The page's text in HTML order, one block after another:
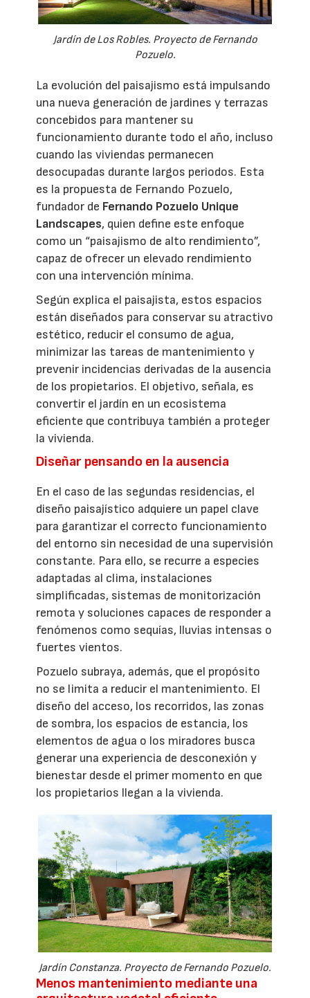
Jardín de Los Robles. Proyecto de Fernando
Pozuelo.
La evolución del paisajismo está impulsando
una nueva generación de jardines y terrazas
concebidos para mantener su
funcionamiento durante todo el año, incluso
cuando las viviendas permanecen
desocupadas durante largos periodos. Esta
es la propuesta de Fernando Pozuelo,
fundador de Fernando Pozuelo Unique
Landscapes, quien define este enfoque
como un “paisajismo de alto rendimiento”,
capaz de ofrecer un elevado rendimiento
con una intervención mínima.
Según explica el paisajista, estos espacios
están diseñados para conservar su atractivo
estético, reducir el consumo de agua,
minimizar las tareas de mantenimiento y
prevenir incidencias derivadas de la ausencia
de los propietarios. El objetivo, señala, es
convertir el jardín en un ecosistema
eficiente que contribuya también a proteger
la vivienda.
Diseñar pensando en la ausencia
En el caso de las segundas residencias, el
diseño paisajístico adquiere un papel clave
para garantizar el correcto funcionamiento
del entorno sin necesidad de una supervisión
constante. Para ello, se recurre a especies
adaptadas al clima, instalaciones
simplificadas, sistemas de monitorización
remota y soluciones capaces de responder a
fenómenos como sequías, lluvias intensas o
fuertes vientos.
Pozuelo subraya, además, que el propósito
no se limita a reducir el mantenimiento. El
diseño del acceso, los recorridos, las zonas
de sombra, los espacios de estancia, los
elementos de agua o los miradores busca
generar una experiencia de desconexión y
bienestar desde el primer momento en que
los propietarios llegan a la vivienda.
Jardín Constanza. Proyecto de Fernando Pozuelo.
Menos mantenimiento mediante una